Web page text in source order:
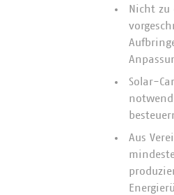
Nicht
Solar-
Aus